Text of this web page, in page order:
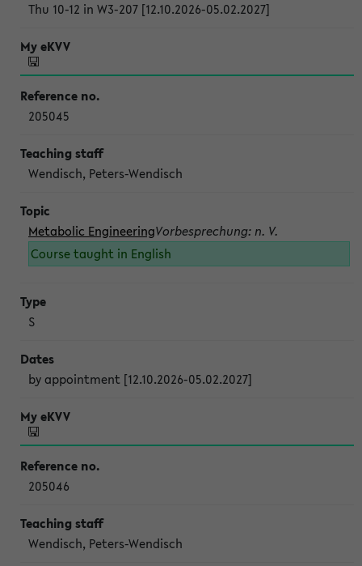
Thu 10-12 in W3-207 [12.10.2026-05.02.2027]
205045
Wendisch, Peters-Wendisch
Metabolic EngineeringVorbesprechung: n. V.
Course taught in English
S
by appointment [12.10.2026-05.02.2027]
205046
Wendisch, Peters-Wendisch